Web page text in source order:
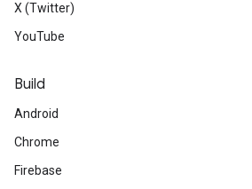
X (Twitter)
YouTube
Build
Android
Chrome
Firebase